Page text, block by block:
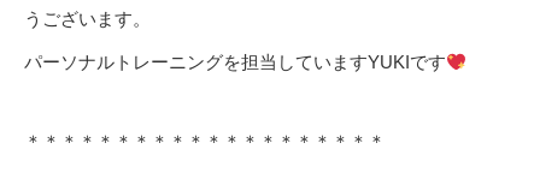
うございます。
パーソナルトレーニングを担当していますYUKIです
＊＊＊＊＊＊＊＊＊＊＊＊＊＊＊＊＊＊＊＊